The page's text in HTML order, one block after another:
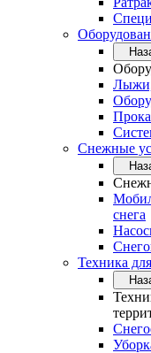
Лыжи,
Снежные
снега
Техника